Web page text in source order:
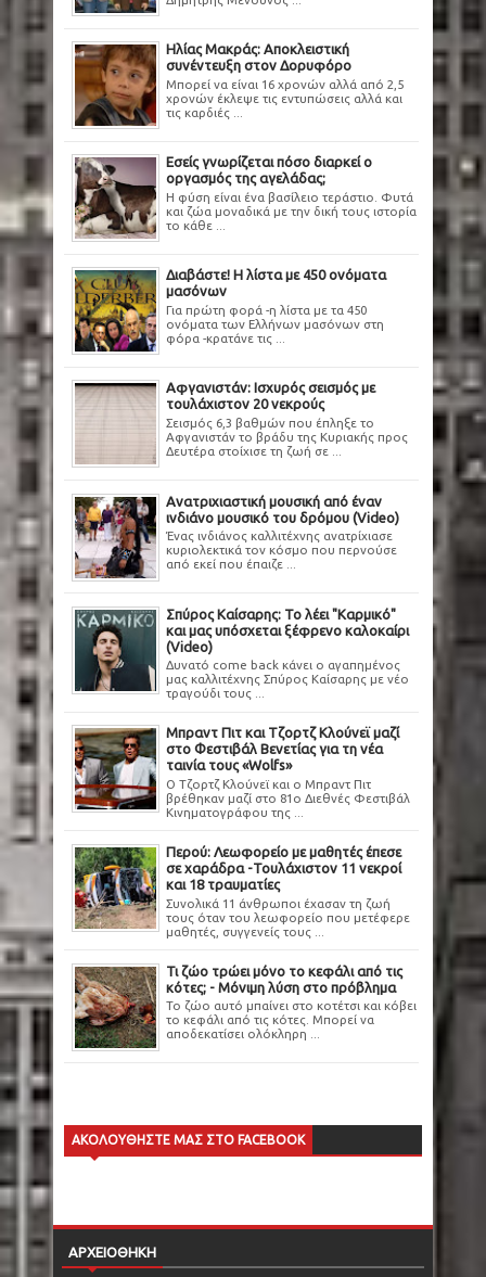
Ηλίας Μακράς: Αποκλειστική
συνέντευξη στον Δορυφόρο
Μπορεί να είναι 16 χρονών αλλά από 2,5
χρονών έκλεψε τις εντυπώσεις αλλά και
τις καρδιές ...
Εσείς γνωρίζεται πόσο διαρκεί ο
οργασμός της αγελάδας;
Η φύση είναι ένα βασίλειο τεράστιο. Φυτά
και ζώα μοναδικά με την δική τους ιστορία
το κάθε ...
Διαβάστε! Η λίστα με 450 ονόματα
μασόνων
Για πρώτη φορά -η λίστα με τα 450
ονόματα των Ελλήνων μασόνων στη
φόρα -κρατάνε τις ...
Αφγανιστάν: Ισχυρός σεισμός με
τουλάχιστον 20 νεκρούς
Σεισμός 6,3 βαθμών που έπληξε το
Αφγανιστάν το βράδυ της Κυριακής προς
Δευτέρα στοίχισε τη ζωή σε ...
Ανατριχιαστική μουσική από έναν
ινδιάνο μουσικό του δρόμου (Video)
Ένας ινδιάνος καλλιτέχνης ανατρίχιασε
κυριολεκτικά τον κόσμο που περνούσε
από εκεί που έπαιζε ...
Σπύρος Καίσαρης: Το λέει "Καρμικό"
και μας υπόσχεται ξέφρενο καλοκαίρι
(Video)
Δυνατό come back κάνει ο αγαπημένος
μας καλλιτέχνης Σπύρος Καίσαρης με νέο
τραγούδι τους ...
Μπραντ Πιτ και Τζορτζ Κλούνεϊ μαζί
στο Φεστιβάλ Βενετίας για τη νέα
ταινία τους «Wolfs»
Ο Τζορτζ Κλούνεϊ και ο Μπραντ Πιτ
βρέθηκαν μαζί στο 81ο Διεθνές Φεστιβάλ
Κινηματογράφου της ...
Περού: Λεωφορείο με μαθητές έπεσε
σε χαράδρα -Τουλάχιστον 11 νεκροί
και 18 τραυματίες
Συνολικά 11 άνθρωποι έχασαν τη ζωή
τους όταν του λεωφορείο που μετέφερε
μαθητές, συγγενείς τους ...
Τι ζώο τρώει μόνο το κεφάλι από τις
κότες; - Μόνιμη λύση στο πρόβλημα
Το ζώο αυτό μπαίνει στο κοτέτσι και κόβει
το κεφάλι από τις κότες. Μπορεί να
αποδεκατίσει ολόκληρη ...
ΑΚΟΛΟΥΘΗΣΤΕ ΜΑΣ ΣΤΟ FACEBOOK
ΑΡΧΕΙΟΘΗΚΗ